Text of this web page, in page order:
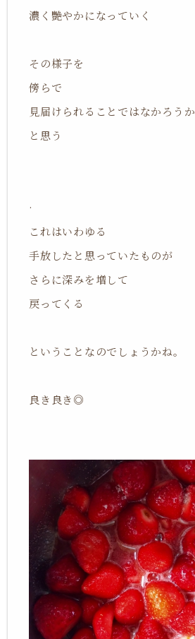
濃く艷やかになっていく
その様子を
傍らで
見届けられることではなかろうか
と思う
·
これはいわゆる
手放したと思っていたものが
さらに深みを増して
戻ってくる
ということなのでしょうかね。
良き良き◎